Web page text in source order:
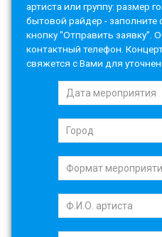
артиста или группу: размер
бытовой райдер - заполните
кнопку "Отправить заявку".
контактный телефон.
свяжется с Вами для